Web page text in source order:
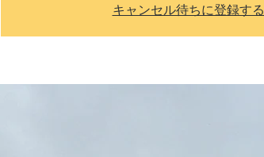
キャンセル待ちに登録する